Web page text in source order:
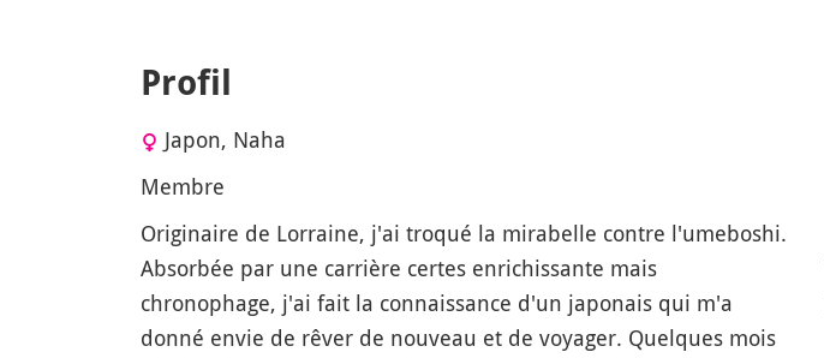
Profil
Japon, Naha
Membre
Originaire de Lorraine, j'ai troqué la mirabelle contre l'umeboshi.
Absorbée par une carrière certes enrichissante mais
chronophage, j'ai fait la connaissance d'un japonais qui m'a
donné envie de rêver de nouveau et de voyager. Quelques mois